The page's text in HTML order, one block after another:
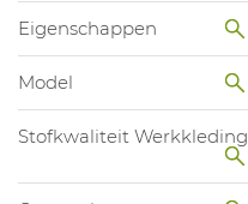
Eigenschappen
Model
Stofkwaliteit Werkkleding